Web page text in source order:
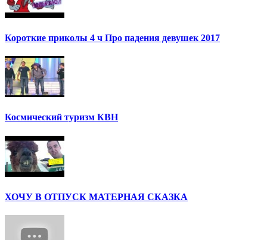
Короткие приколы 4 ч Про падения девушек 2017
Космический туризм КВН
ХОЧУ В ОТПУСК МАТЕРНАЯ СКАЗКА